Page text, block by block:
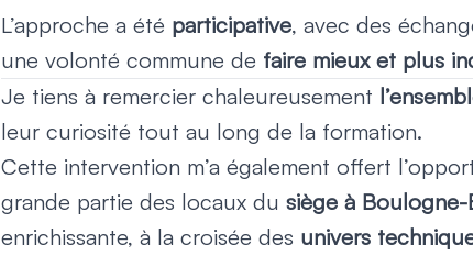
L’approche a été participative, avec des
une volonté commune de faire mieux et plus
Je tiens à remercier chaleureusement
leur curiosité tout au long de la formation.
Cette intervention m’a également offert
grande partie des locaux du siège à
enrichissante, à la croisée des univers